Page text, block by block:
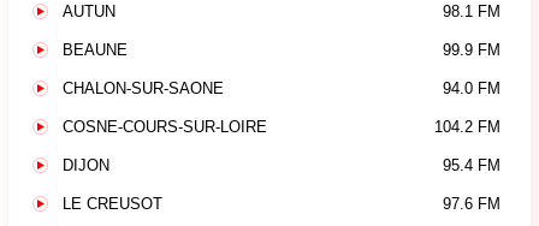
AUTUN 98.1 FM
BEAUNE 99.9 FM
CHALON-SUR-SAONE 94.0 FM
COSNE-COURS-SUR-LOIRE 104.2 FM
DIJON 95.4 FM
LE CREUSOT 97.6 FM